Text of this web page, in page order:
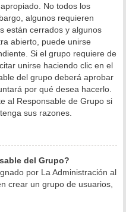
No todos los
algunos requieren
están cerrados y algunos
abierto, puede unirse
Si el grupo requiere de
unirse haciendo clic en el
del grupo deberá aprobar
por qué desea hacerlo.
al Responsable de Grupo si
sus razones.
del Grupo?
por La Administración al
crear un grupo de usuarios,